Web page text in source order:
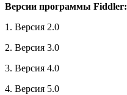
Версии программы Fiddler:
1. Версия 2.0
2. Версия 3.0
3. Версия 4.0
4. Версия 5.0